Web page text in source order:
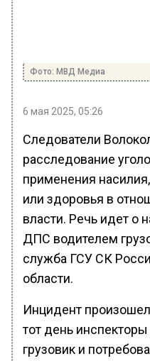
Фото: МВД Медиа
6 мая 2025, 05:26
Следователи
расследование
применения
или здоровья в
власти. Речь идет о
ДПС водителем
служба ГСУ СК
области.
Инцидент
тот день
грузовик и